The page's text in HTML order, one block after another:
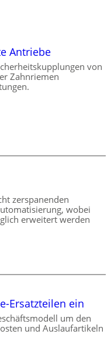
Antriebe
von
Zahnriemen
zerspanenden
wobei
erweitert werden
Ersatzteilen ein
um den
und Auslaufartikeln